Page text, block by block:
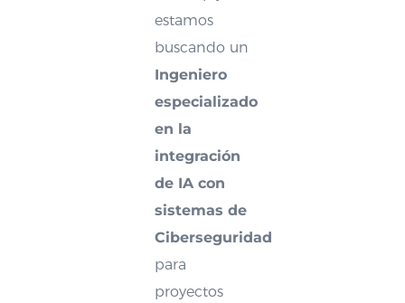
estamos
buscando un
Ingeniero
especializado
en la
integración
de IA con
sistemas de
Ciberseguridad
para
proyectos